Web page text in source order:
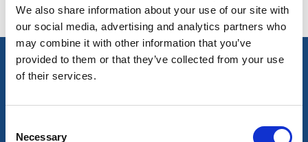
We also share information about your use of our site with
our social media, advertising and analytics partners who
may combine it with other information that you’ve
provided to them or that they’ve collected from your use
of their services.
Selection
Necessary
Information